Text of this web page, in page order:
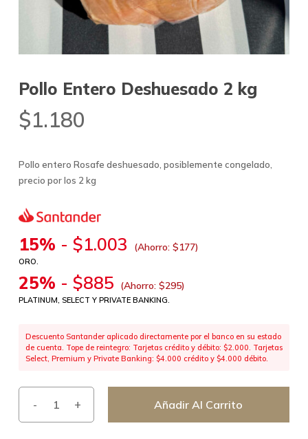
Pollo Entero Deshuesado 2 kg
$1.180
Pollo entero Rosafe deshuesado, posiblemente congelado,
precio por los 2 kg
15% - $1.003 (Ahorro: $177)
ORO.
25% - $885 (Ahorro: $295)
PLATINUM, SELECT Y PRIVATE BANKING.
Descuento Santander aplicado directamente por el banco en su estado
de cuenta. Tope de reintegro: Tarjetas crédito y débito: $2.000. Tarjetas
Select, Premium y Private Banking: $4.000 crédito y $4.000 débito.
Añadir Al Carrito